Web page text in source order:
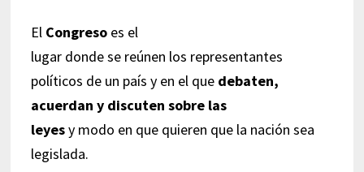
El Congresoes el
lugar donde se reúnen los representantes
políticos de un país y en el que debaten,
acuerdan y discuten sobre las
leyesy modo en que quieren que la nación sea
legislada.